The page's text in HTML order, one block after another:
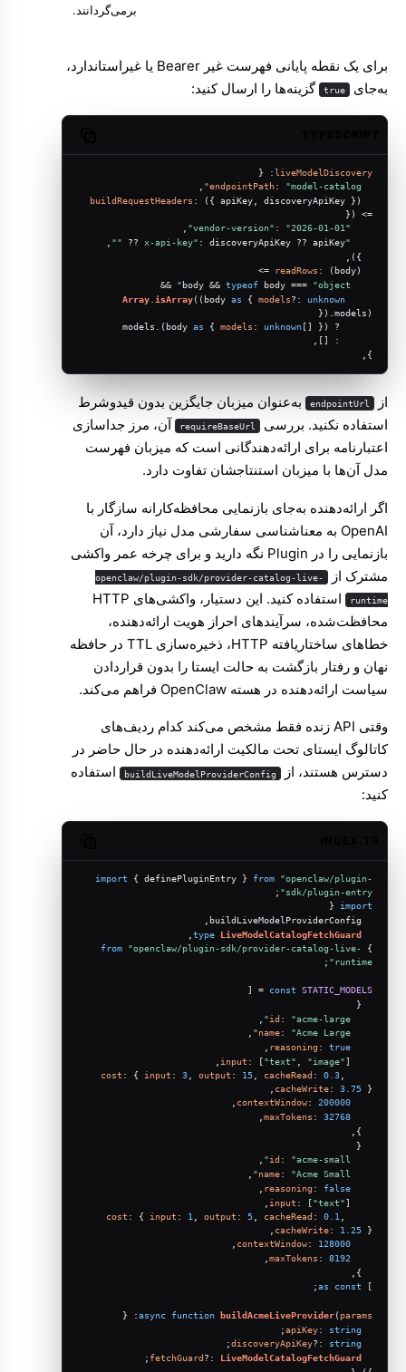
برمی‌گردانند.
برای یک نقطه پایانی فهرست غیر Bearer یا غیراستاندارد،
به‌جای
true گزینه‌ها را ارسال کنید:
liveModelDiscovery
: {
endpointPath: "model-catalog"
,
buildRequestHeaders : ( { apiKey, discoveryApiKey }
=>
({
"vendor-version"
: "2026-01-01"
"x-api-key"
: discoveryApiKey ?? apiKey ??
""
readRows : ( body) =>
typeof body === "object"
&&
Array isArray((body as { models?: unknown
}). models )
as { models : unknown[] }).
models
},
از endpointUrl به‌عنوان میزبان جایگزین بدون قیدوشرط
استفاده نکنید. بررسی
requireBaseUrl آن، مرز جداسازی
اعتبارنامه برای ارائه‌دهندگانی است که میزبان فهرست
مدل آن‌ها با میزبان استنتاجشان تفاوت دارد.
اگر ارائه‌دهنده به‌جای بازنمایی محافظه‌کارانه سازگار با
OpenAI به معناشناسی سفارشی مدل نیاز دارد، آن
بازنمایی را در Plugin نگه دارید و برای چرخه عمر واکشی
مشترک از
openclaw/plugin-sdk/provider-catalog-live-
runtime
استفاده کنید. این دستیار، واکشی‌های HTTP
محافظت‌شده، سرآیندهای احراز هویت ارائه‌دهنده،
خطاهای ساختاریافته HTTP، ذخیره‌سازی TTL در حافظه
نهان و رفتار بازگشت به حالت ایستا را بدون قراردادن
سیاست ارائه‌دهنده در هسته OpenClaw فراهم می‌کند.
وقتی API زنده فقط مشخص می‌کند کدام ردیف‌های
کاتالوگ ایستای تحت مالکیت ارائه‌دهنده در حال حاضر در
دسترس هستند، از
buildLiveModelProviderConfig استفاده
کنید:
import { definePluginEntry } from "openclaw/plugin-
sdk/plugin-entry"
;
import
{
type LiveModelCatalogFetchGuard
}
from "openclaw/plugin-sdk/provider-catalog-live-
runtime"
;
const STATIC_MODELS
= [
id : "acme-large"
name: "Acme Large"
reasoning : true
input : ["text" "image"],
cost : { input : 3, output : 15, cacheRead : 0.3
cacheWrite: 3.75 },
contextWindow: 200000
,
maxTokens : 32768
id : "acme-small"
name: "Acme Small"
reasoning : false
input : ["text"],
cost : { input : 1 output : 5 cacheRead : 0.1
cacheWrite: 1.25 },
contextWindow: 128000
maxTokens : 8192
]
as const
;
async function buildAcmeLiveProvider( params
: {
apiKey: string
;
discoveryApiKey?: string
;
fetchGuard?: LiveModelCatalogFetchGuard
;